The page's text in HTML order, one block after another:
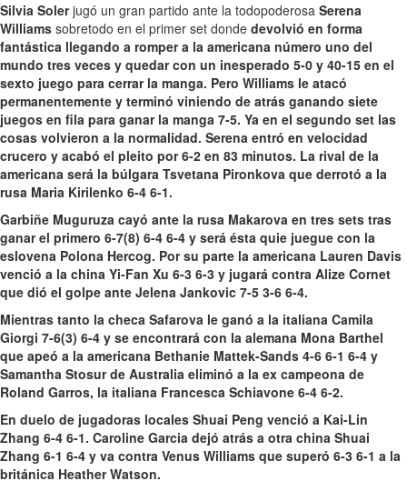
Silvia Solerjugó un gran partido ante la todopoderosa Serena
Williams sobretodo en el primer set donde devolvió en forma
fantástica llegando a romper a la americana número uno del
mundo tres veces y quedar con un inesperado 5-0 y 40-15 en el
sexto juego para cerrar la manga. Pero Williams le atacó
permanentemente y terminó viniendo de atrás ganando siete
juegos en fila para ganar la manga 7-5. Ya en el segundo set las
cosas volvieron a la normalidad. Serena entró en velocidad
crucero y acabó el pleito por 6-2 en 83 minutos. La rival de la
americana será la búlgara Tsvetana Pironkova que derrotó a la
rusa Maria Kirilenko 6-4 6-1.
Garbiñe Muguruza cayó ante la rusa Makarova en tres sets tras
ganar el primero 6-7(8) 6-4 6-4 y será ésta quie juegue con la
eslovena Polona Hercog. Por su parte la americana Lauren Davis
venció a la china Yi-Fan Xu 6-3 6-3 y jugará contra Alize Cornet
que dió el golpe ante Jelena Jankovic 7-5 3-6 6-4.
Mientras tanto la checa Safarova le ganó a la italiana Camila
Giorgi 7-6(3) 6-4 y se encontrará con la alemana Mona Barthel
que apeó a la americana Bethanie Mattek-Sands 4-6 6-1 6-4 y
Samantha Stosurde Australia eliminó a la ex campeona de
Roland Garros, la italiana Francesca Schiavone 6-4 6-2.
En duelo de jugadoras locales Shuai Peng venció a Kai-Lin
Zhang 6-4 6-1. Caroline Garcia dejó atrás a otra china Shuai
Zhang 6-1 6-4 y va contra Venus Williams que superó 6-3 6-1 a la
británica Heather Watson.